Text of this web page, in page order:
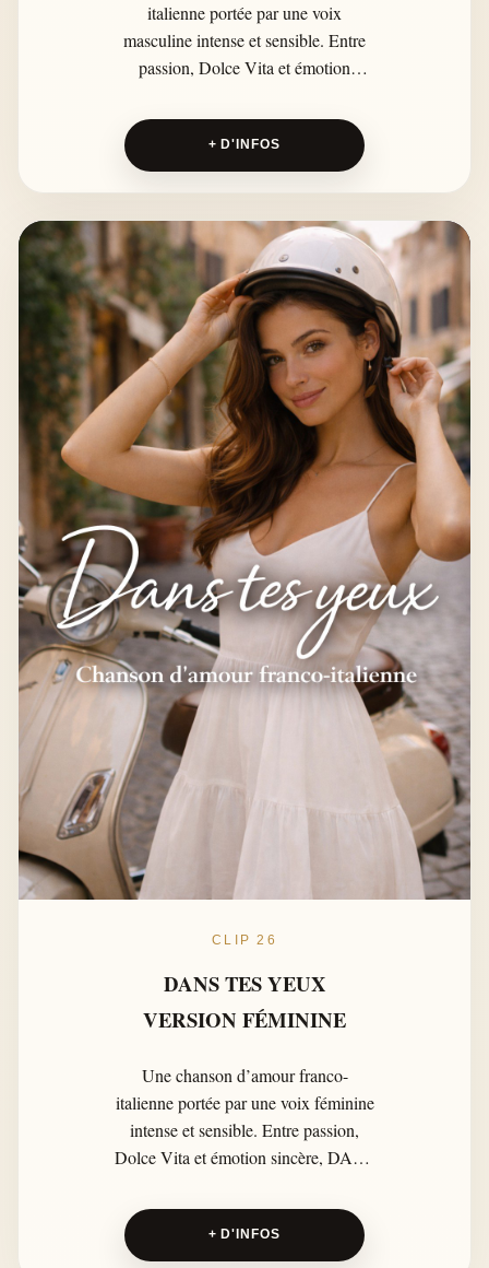
italienne portée par une voix
masculine intense et sensible. Entre
passion, Dolce Vita et émotion
un amour sans étiquette, sans frontière
et sans définition imposée.
+ D'INFOS
CLIP 26
DANS TES YEUX
VERSION FÉMININE
Une chanson d’amour franco-
italienne portée par une voix féminine
intense et sensible. Entre passion,
Dolce Vita et émotion sincère, DANS
étiquette, sans frontière et sans
définition imposée.
+ D'INFOS